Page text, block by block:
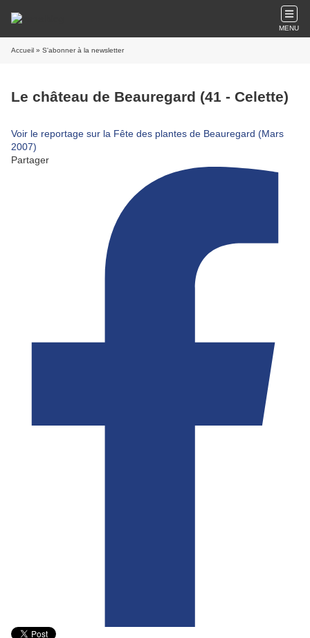
MENU
Accueil » S'abonner à la newsletter
Le château de Beauregard (41 - Celette)
Voir le reportage sur la Fête des plantes de Beauregard (Mars
2007)
Partager